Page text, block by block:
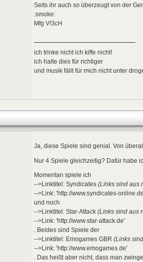
Seits ihr auch so überzeugt von der
:smoke:
Mfg V!3cH
ich trinke nicht ich kiffe nicht!
ich halte dies für richtiger
und musik fällt für mich nicht unter
Ja, diese Spiele sind genial. Von
Nur 4 Spiele gleichzeitig? Dafür habe
Momentan spiele ich
-->Linktitel: Syndicates (Links sind aus
-->Link: 'http://www.syndicates-
und noch
-->Linktitel: Star-Attack (Links sind aus
-->Link: 'http://www.star-attack.de'
. Beides sind Spiele der
-->Linktitel: Emogames GBR (Links
-->Link: 'http://www.emogames.de'
. Das heißt aber nicht, dass man